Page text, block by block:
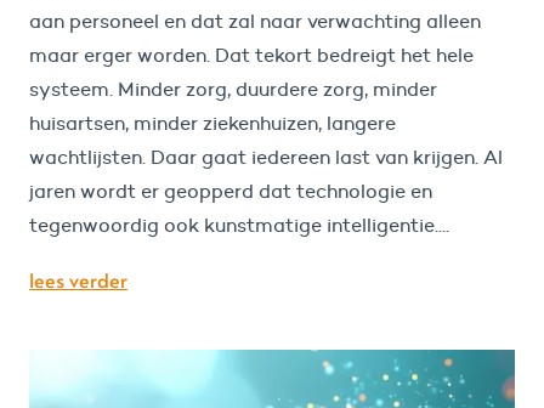
aan personeel en dat zal naar verwachting alleen
maar erger worden. Dat tekort bedreigt het hele
systeem. Minder zorg, duurdere zorg, minder
huisartsen, minder ziekenhuizen, langere
wachtlijsten. Daar gaat iedereen last van krijgen. Al
jaren wordt er geopperd dat technologie en
tegenwoordig ook kunstmatige intelligentie....
lees verder